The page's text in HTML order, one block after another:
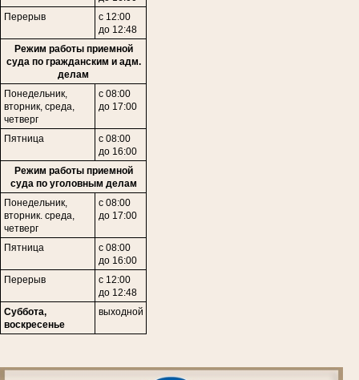
Перерыв
с 12:00
до 12:48
Режим работы приемной
суда по гражданским и адм.
делам
Понедельник,
вторник, среда,
четверг
с 08:00
до 17:00
Пятница
с 08:00
до 16:00
Режим работы приемной
суда по уголовным делам
Понедельник,
вторник. среда,
четверг
с 08:00
до 17:00
Пятница
с 08:00
до 16:00
Перерыв
с 12:00
до 12:48
Суббота,
воскресенье
выходной